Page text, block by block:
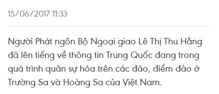
15/06/2017 11:33
Người Phát ngôn Bộ Ngoại giao Lê Thị Thu Hằng
đã lên tiếng về thông tin Trung Quốc đang trong
quá trình quân sự hóa trên các đảo, điểm đảo ở
Trường Sa và Hoàng Sa của Việt Nam.